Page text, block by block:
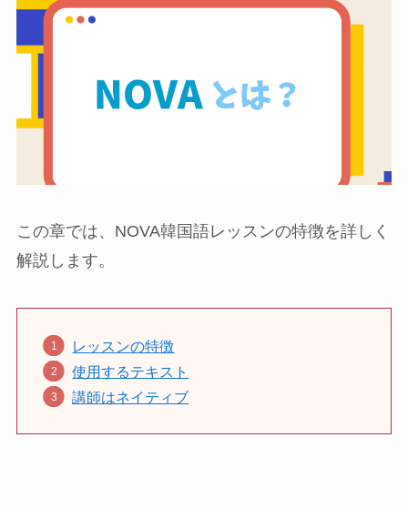
この章では、NOVA韓国語レッスンの特徴を詳しく
解説します。
レッスンの特徴
使用するテキスト
講師はネイティブ